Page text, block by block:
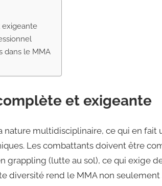
dans le MMA
et exigeante
nature multidisciplinaire, ce qui en
Les combattants doivent être
grappling (lutte au sol), ce qui exige
diversité rend le MMA non